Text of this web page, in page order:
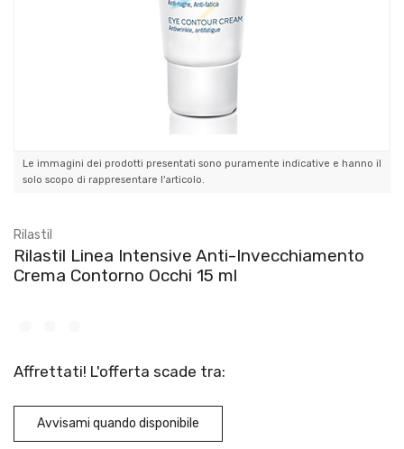
Le immagini dei prodotti presentati sono puramente indicative e hanno il
solo scopo di rappresentare l'articolo.
Rilastil
Rilastil Linea Intensive Anti-Invecchiamento
Crema Contorno Occhi 15 ml
Affrettati! L'offerta scade tra:
Avvisami quando disponibile